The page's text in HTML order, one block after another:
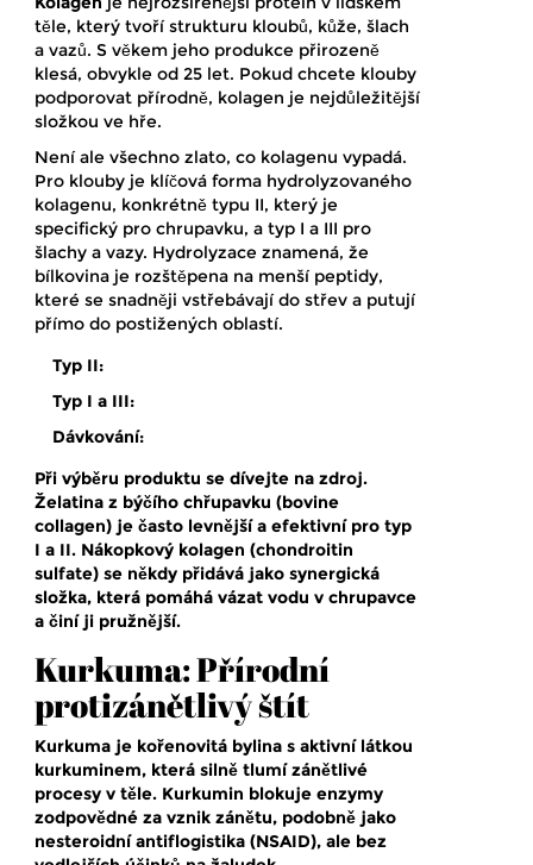
těle, který tvoří strukturu kloubů, kůže, šlach
a vazů. S věkem jeho produkce přirozeně
klesá, obvykle od 25 let. Pokud chcete klouby
podporovat přírodně, kolagen je nejdůležitější
složkou ve hře.
Není ale všechno zlato, co kolagenu vypadá.
Pro klouby je klíčová forma hydrolyzovaného
kolagenu, konkrétně typu II, který je
specifický pro chrupavku, a typ I a III pro
šlachy a vazy. Hydrolyzace znamená, že
bílkovina je rozštěpena na menší peptidy,
které se snadněji vstřebávají do střev a putují
přímo do postižených oblastí.
Typ II:
Typ I a III:
Dávkování:
Při výběru produktu se dívejte na zdroj.
Želatina z býčího chřupavku (bovine
collagen) je často levnější a efektivní pro typ
I a II. Nákopkový kolagen (chondroitin
sulfate) se někdy přidává jako synergická
složka, která pomáhá vázat vodu v chrupavce
a činí ji pružnější.
Kurkuma: Přírodní
protizánětlivý štít
Kurkuma je kořenovitá bylina s aktivní látkou
kurkuminem, která silně tlumí zánětlivé
procesy v těle. Kurkumin blokuje enzymy
zodpovědné za vznik zánětu, podobně jako
nesteroidní antiflogistika (NSAID), ale bez